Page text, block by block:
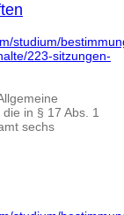
studium/
223-sitzungen-
in § 17 Abs. 1
sechs